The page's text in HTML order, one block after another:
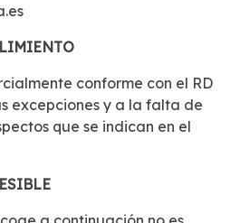
conforme con el RD
excepciones y a la falta de
que se indican en el